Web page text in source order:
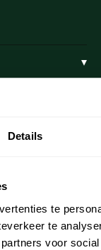
Details
te
te
voor